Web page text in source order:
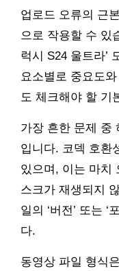
업로드 오류의 근
으로 작용할 수 있
럭시 S24 울트라’
요소별로 중요도
도 체크해야 할 기
가장 흔한 문제 중
입니다. 코덱 호환
있으며, 이는 마치
스크가 재생되지
일의 ‘버전’ 또는 ‘
다.
동영상 파일 형식